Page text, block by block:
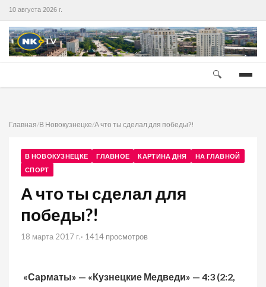
10 августа 2026 г.
🔍
Главная/В Новокузнецке/А что ты сделал для победы?!
В НОВОКУЗНЕЦКЕ ГЛАВНОЕ КАРТИНА ДНЯ
НА ГЛАВНОЙ
СПОРТ
А что ты сделал для
победы?!
18 марта 2017 г.· 1414 просмотров
«Сарматы» — «Кузнецкие Медведи» — 4:3 (2:2,